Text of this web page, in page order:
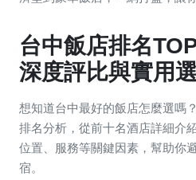
台中飯店排名
深度評比與實用
想知道台中最好的飯店怎麼選嗎
排名分析，從前十名酒店詳細介
位置、服務等關鍵因素，幫助你
宿。